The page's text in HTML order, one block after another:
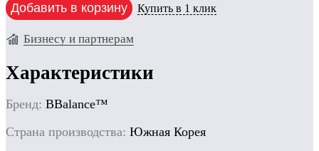
Добавить в корзину Купить в 1 клик
Бизнесу и партнерам
Характеристики
Бренд: BBalance™
Cтрана производства: Южная Корея